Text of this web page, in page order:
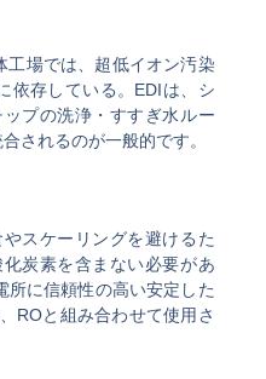
工場では、超低イオン汚染
依存している。EDIは、シ
プの洗浄・すすぎ水ルー
されるのが一般的です。
スケーリングを避けるた
炭素を含まない必要があ
所に信頼性の高い安定した
ROと組み合わせて使用さ